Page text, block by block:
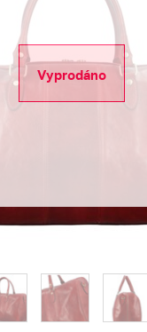
Vyprodáno